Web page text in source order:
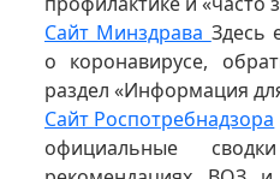
Сайт Минздрава Здесь
о коронавирусе,
раздел «Информация
Сайт Роспотребнадзора
официальные